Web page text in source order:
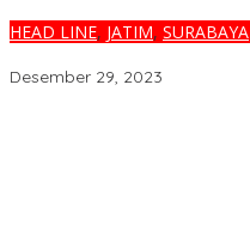
HEAD LINE, JATIM, SURABAYA
Desember 29, 2023